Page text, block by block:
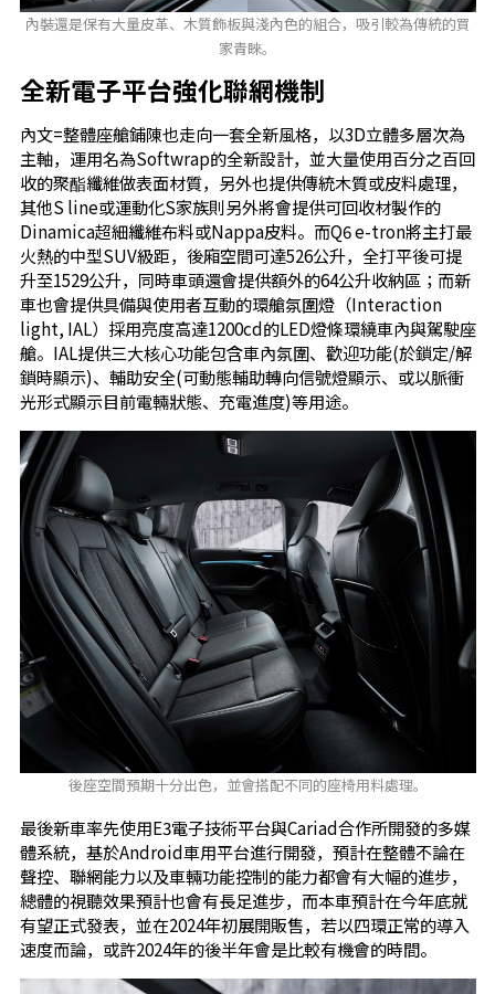
內裝還是保有大量皮革、木質飾板與淺內色的組合，吸引較為傳統的買
家青睞。
全新電子平台強化聯網機制
內文=整體座艙鋪陳也走向一套全新風格，以3D立體多層次為
主軸，運用名為Softwrap的全新設計，並大量使用百分之百回
收的聚酯纖維做表面材質，另外也提供傳統木質或皮料處理，
其他S line或運動化S家族則另外將會提供可回收材製作的
Dinamica超細纖維布料或Nappa皮料。而Q6 e-tron將主打最
火熱的中型SUV級距，後廂空間可達526公升，全打平後可提
升至1529公升，同時車頭還會提供額外的64公升收納區；而新
車也會提供具備與使用者互動的環艙氛圍燈（Interaction
light, IAL）採用亮度高達1200cd的LED燈條環繞車內與駕駛座
艙。IAL提供三大核心功能包含車內氛圍、歡迎功能(於鎖定/解
鎖時顯示)、輔助安全(可動態輔助轉向信號燈顯示、或以脈衝
光形式顯示目前電輛狀態、充電進度)等用途。
後座空間預期十分出色，並會搭配不同的座椅用料處理。
最後新車率先使用E3電子技術平台與Cariad合作所開發的多媒
體系統，基於Android車用平台進行開發，預計在整體不論在
聲控、聯網能力以及車輛功能控制的能力都會有大幅的進步，
總體的視聽效果預計也會有長足進步，而本車預計在今年底就
有望正式發表，並在2024年初展開販售，若以四環正常的導入
速度而論，或許2024年的後半年會是比較有機會的時間。